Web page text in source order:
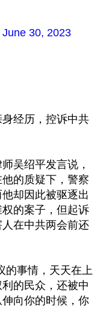
June 30, 2023
经历，控诉中共
吴绍平发言说，
的质疑下，警察
却因此被驱逐出
的案子，但起诉
在中共两会前还
的事情，天天在上
的民众，还被中
向你的时候，你